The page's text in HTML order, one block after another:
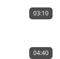
03:10
04:40